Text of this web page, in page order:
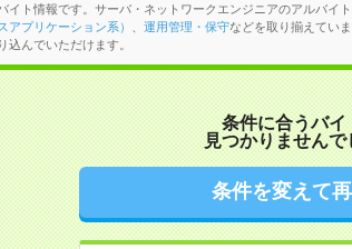
イト情報です。サーバ・ネットワークエンジニアのアルバイト
アプリケーション系）
運用管理・保守などを取り揃えていま
込んでいただけます。
条件に合うバイ
見つかりませんで
条件を変えて